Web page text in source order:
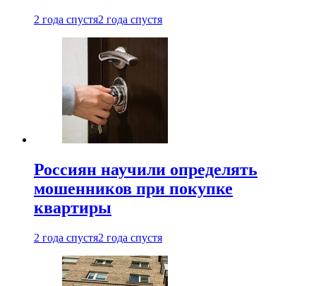
2 года спустя2 года спустя
Россиян научили определять
мошенников при покупке
квартиры
2 года спустя2 года спустя